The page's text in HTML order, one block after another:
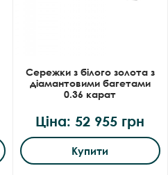
Сережки з білого золота з
діамантовими багетами
0.36 карат
Ціна: 52 955 грн
Купити